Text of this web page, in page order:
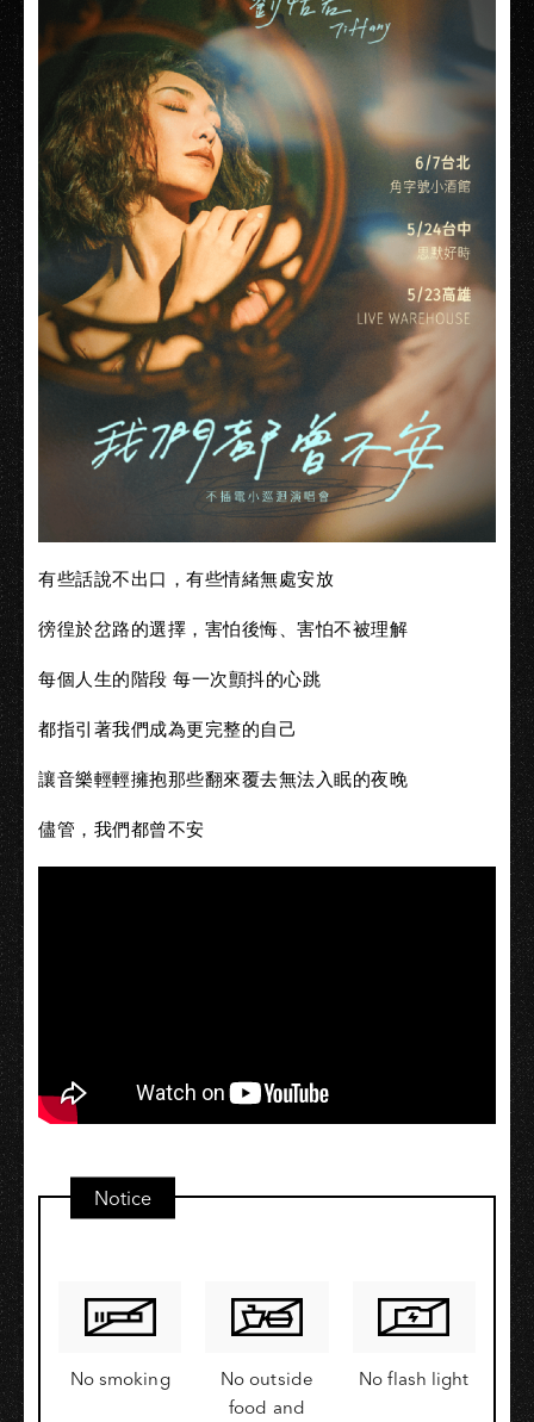
有些話說不出口，有些情緒無處安放
徬徨於岔路的選擇，害怕後悔、害怕不被理解
每個人生的階段 每一次顫抖的心跳
都指引著我們成為更完整的自己
讓音樂輕輕擁抱那些翻來覆去無法入眠的夜晚
儘管，我們都曾不安
Notice
No smoking
No outside
food and
No flash light